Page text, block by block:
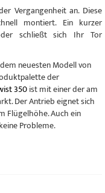
Vergangenheit an. Diese
montiert. Ein kurzer
schließt sich Ihr Tor
neuesten Modell von
der
350ist mit einer der am
Der Antrieb eignet sich
Flügelhöhe. Auch ein
Probleme.